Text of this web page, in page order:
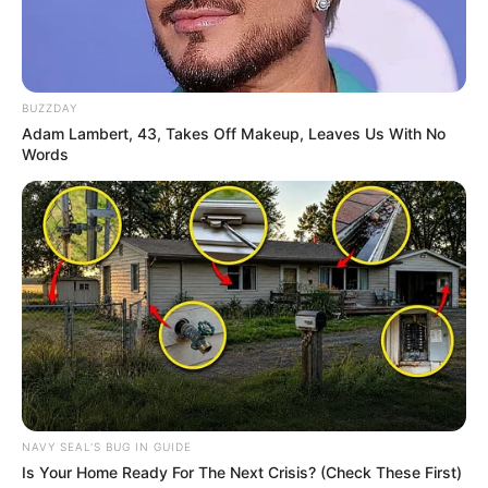
Arrivée du QUINTÉ GRAND PRIX
EPHREM HOUEL
5 – 16 – 9 – 18 – 11
Meilleur pronostic Quinté du Jour
Prono-Or
15 – 5 – 16 – 9 – 3 – 11 – 12 – 8
BUZZDAY
Adam Lambert, 43, Takes Off Makeup, Leaves Us With No
Words
NAVY SEAL'S BUG IN GUIDE
Is Your Home Ready For The Next Crisis? (Check These First)